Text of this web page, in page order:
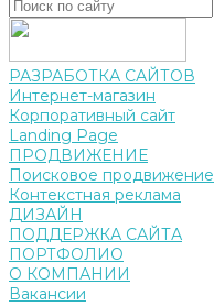
РАЗРАБОТКА САЙТОВ
Интернет-магазин
Корпоративный сайт
Landing Page
ПРОДВИЖЕНИЕ
Поисковое продвижение
Контекстная реклама
ДИЗАЙН
ПОДДЕРЖКА САЙТА
ПОРТФОЛИО
О КОМПАНИИ
Вакансии